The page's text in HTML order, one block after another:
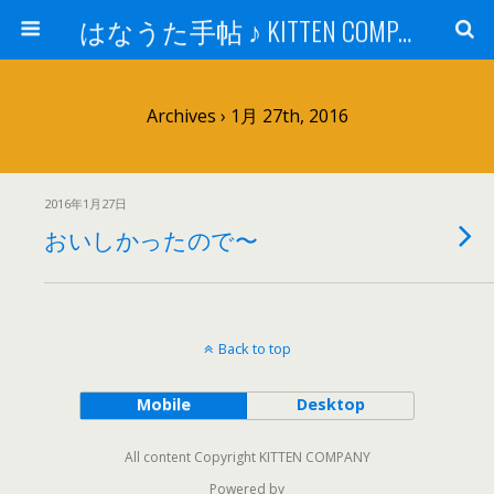
はなうた手帖 ♪ KITTEN COMPANY
Archives › 1月 27th, 2016
2016年1月27日
おいしかったので〜
Back to top
Mobile Desktop
All content Copyright KITTEN COMPANY
Powered by